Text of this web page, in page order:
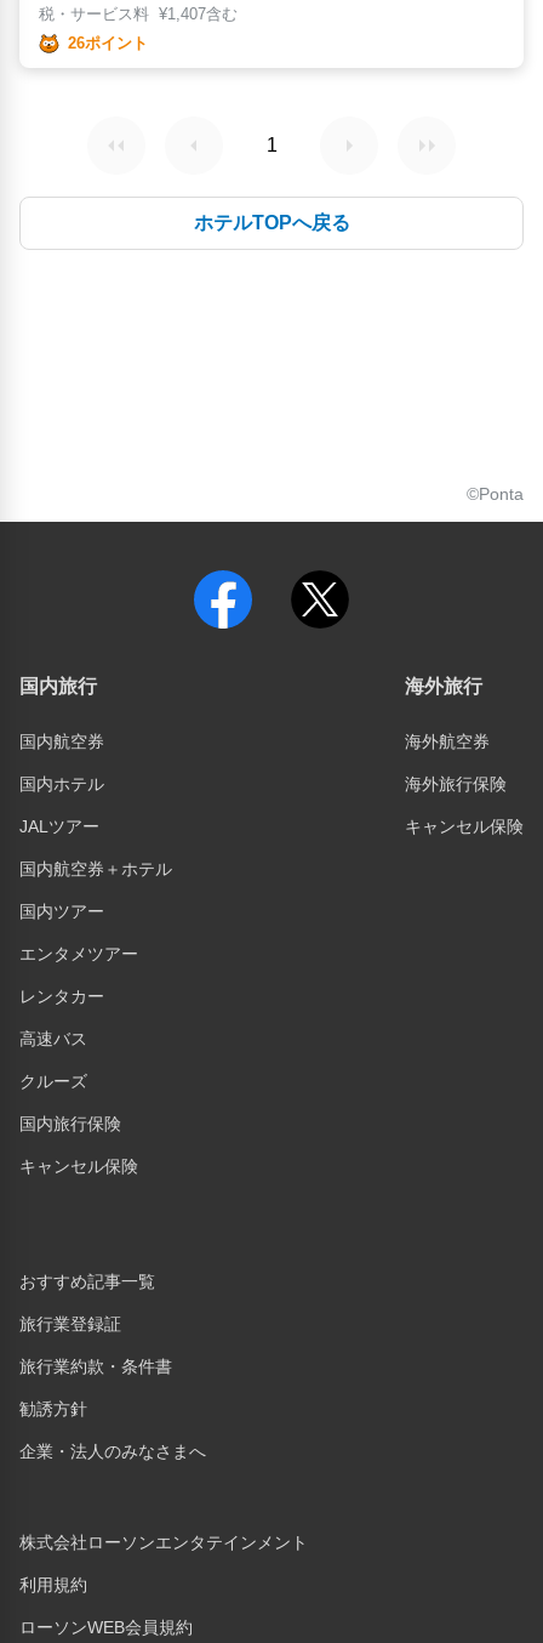
税・サービス料 ¥1,407含む
26ポイント
1
ホテルTOPへ戻る
©Ponta
国内旅行
国内航空券
国内ホテル
JALツアー
国内航空券＋ホテル
国内ツアー
エンタメツアー
レンタカー
高速バス
クルーズ
国内旅行保険
キャンセル保険
おすすめ記事一覧
旅行業登録証
旅行業約款・条件書
勧誘方針
企業・法人のみなさまへ
株式会社ローソンエンタテインメント
利用規約
ローソンWEB会員規約
海外旅行
海外航空券
海外旅行保険
キャンセル保険